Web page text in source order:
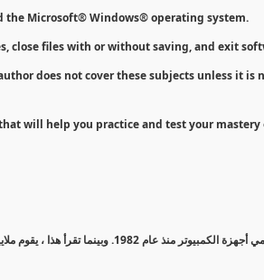
the Microsoft® Windows® operating system.
close files with or without saving, and exit
does not cover these subjects unless it is
will help you practice and test your